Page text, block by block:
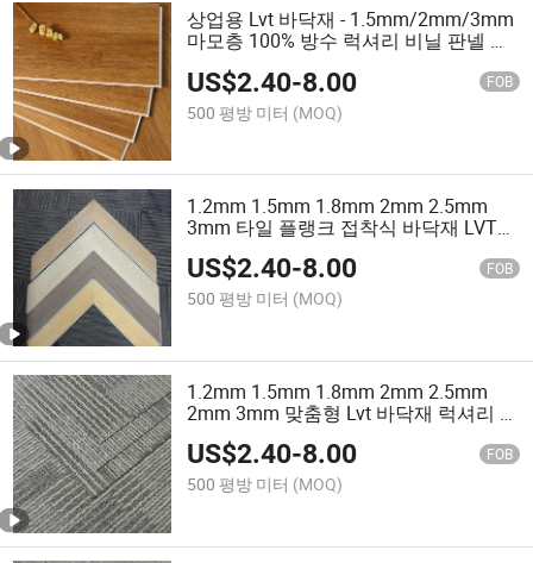
상업용 Lvt 바닥재 - 1.5mm/2mm/3mm
마모층 100% 방수 럭셔리 비닐 판넬 내
US$2.40-8.00 FOB
500 평방 미터 (MOQ)
1.2mm 1.5mm 1.8mm 2mm 2.5mm
3mm 타일 플랭크 접착식 바닥재 LVT
헤링본 체브론 바닥재
US$2.40-8.00 FOB
500 평방 미터 (MOQ)
1.2mm 1.5mm 1.8mm 2mm 2.5mm
2mm 3mm 맞춤형 Lvt 바닥재 럭셔리 비
닐 타일 Lvt Glue 다운 플로어 PVC 비닐
바닥
US$2.40-8.00 FOB
500 평방 미터 (MOQ)